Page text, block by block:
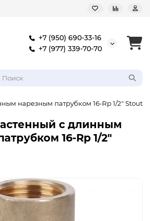
+7 (950) 690-33-16
+7 (977) 339-70-70
нарезным патрубком 16-Rp 1/2" Stout
с длинным
16-Rp 1/2"